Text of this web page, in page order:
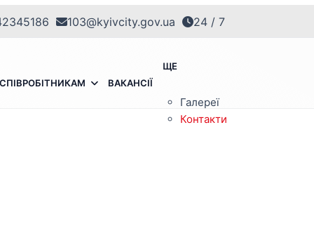
103@kyivcity.gov.ua 24 / 7
СПІВРОБІТНИКАМ ВАКАНСІЇ
ЩЕ
Галереї
Контакти